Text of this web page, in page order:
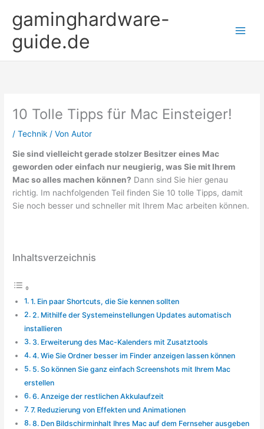
Inhalt
springen
gaminghardware-
guide.de
10 Tolle Tipps für Mac Einsteiger!
/Technik / VonAutor
Sie sind vielleicht gerade stolzer Besitzer eines Mac
geworden oder einfach nur neugierig, was Sie mit Ihrem
Mac so alles machen können? Dann sind Sie hier genau
richtig. Im nachfolgenden Teil finden Sie 10 tolle Tipps, damit
Sie noch besser und schneller mit Ihrem Mac arbeiten können.
Inhaltsverzeichnis
1. Ein paar Shortcuts, die Sie kennen sollten
2. Mithilfe der Systemeinstellungen Updates automatisch
installieren
3. Erweiterung des Mac-Kalenders mit Zusatztools
4. Wie Sie Ordner besser im Finder anzeigen lassen können
5. So können Sie ganz einfach Screenshots mit Ihrem Mac
erstellen
6. Anzeige der restlichen Akkulaufzeit
7. Reduzierung von Effekten und Animationen
8. Den Bildschirminhalt Ihres Mac auf dem Fernseher ausgeben